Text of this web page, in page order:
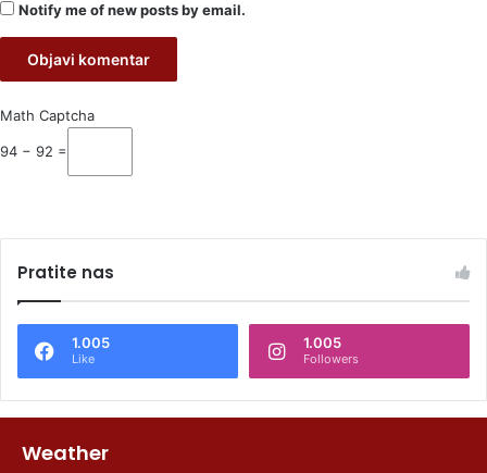
Notify me of new posts by email.
Math Captcha
94 − 92 =
Pratite nas
1.005
Like
1.005
Followers
Weather